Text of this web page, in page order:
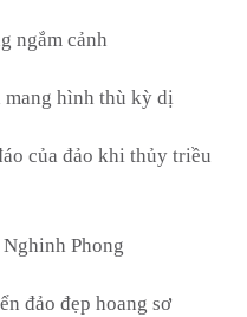
ngắm cảnh
hình thù kỳ dị
của đảo khi thủy triều
Phong
đảo đẹp hoang sơ